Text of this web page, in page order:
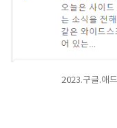
2023.구글.애